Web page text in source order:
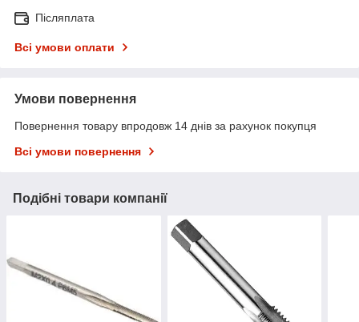
Післяплата
Всі умови оплати
Умови повернення
Повернення товару впродовж 14 днів за рахунок покупця
Всі умови повернення
Подібні товари компанії